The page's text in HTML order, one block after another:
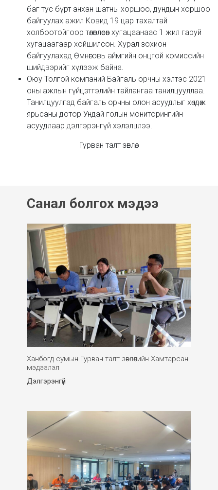
баг тус бүрт анхан шатны хоршоо, дундын хоршоо
байгуулах ажил Ковид 19 цар тахалтай
холбоотойгоор төлөвлөсөн хугацаанаас 1 жил гаруй
хугацаагаар хойшилсон. Хурал зохион
байгуулахад Өмнөговь аймгийн онцгой комиссийн
шийдвэрийг хүлээж байна.
Оюу Толгой компаний Байгаль орчны хэлтэс 2021
оны ажлын гүйцэтгэлийн тайлангаа танилцууллаа.
Танилцуулгад байгаль орчны олон асуудлыг хөндөж
ярьсаны дотор Ундай голын мониторингийн
асуудлаар дэлгэрэнгүй хэлэлцлээ.
Гурван талт зөвлөл
Санал болгох мэдээ
Ханбогд сумын Гурван талт зөвлөлийн Хамтарсан
мэдээлэл
Дэлгэрэнгүй